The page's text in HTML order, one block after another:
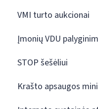
VMI turto aukcionai
Įmonių VDU
STOP šešėliui
Krašto apsaugos